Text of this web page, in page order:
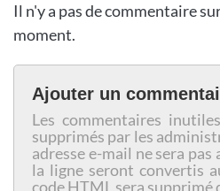
Il n'y a pas de commentaire
moment.
Ajouter un
Les commentaires
supprimés par les
adresse e-mail ne sera pas
la ligne seront convertis
code HTML sera supprimé